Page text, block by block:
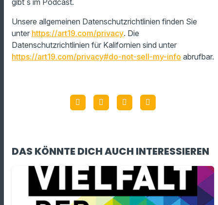
Unsere allgemeinen Datenschutzrichtlinien finden Sie
unter https://art19.com/privacy. Die
Datenschutzrichtlinien für Kalifornien sind unter
https://art19.com/privacy#do-not-sell-my-info abrufbar.
DAS KÖNNTE DICH AUCH INTERESSIEREN